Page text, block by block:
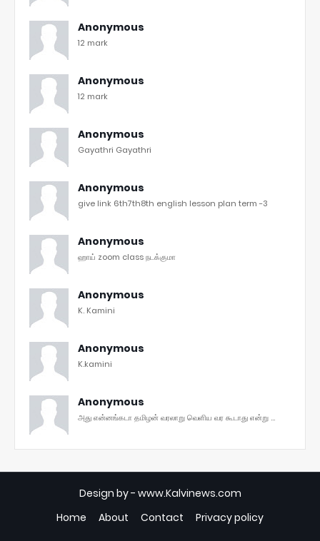
Anonymous
12 mark
Anonymous
12 mark
Anonymous
Gayathri Gayathri
Anonymous
give link 6th7th8th english lesson plan term -3
Anonymous
ஹாய் zoom class நடக்குமா
Anonymous
K. Kamini
Anonymous
K.kamini
Anonymous
அது என்னங்கடா தமிழன் வரலாறு வெளிய வர கூடாது என்று ...
Design by - www.Kalvinews.com
Home
About Contact Privacy policy